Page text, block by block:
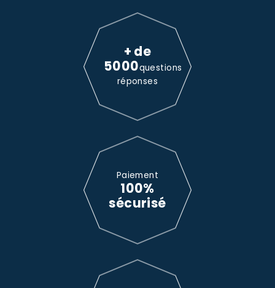
+ de
5000questions
réponses
Paiement
100%
sécurisé